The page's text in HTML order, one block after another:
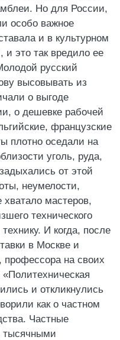
Но для России,
особо важное
и в культурном
это так вредило ее
русский
высовывать из
о выгоде
о дешевке рабочей
французские
плотно оседали на
уголь, руда,
от этой
неумелости,
хватало мастеров,
технического
И когда, после
в Москве и
профессора на своих
и откликнулись
как о частном
Частные
тысячными